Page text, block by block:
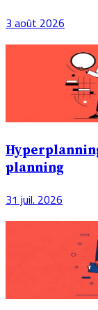
3 août 2026
planning
31 juil. 2026